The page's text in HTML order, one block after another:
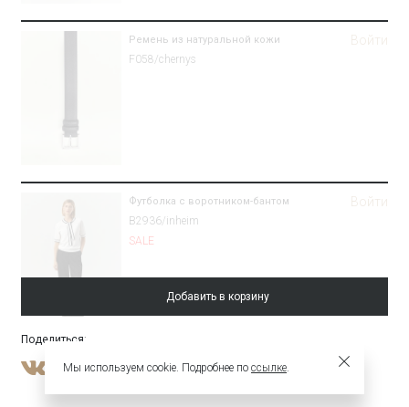
Ремень из натуральной кожи
F058/chernys
Войти
Футболка с воротником-бантом
B2936/inheim
SALE
Войти
Брюки зауженного кроя из костюмной
Брюки D001/aspect
Добавить в корзину
Поделиться:
Мы используем cookie. Подробнее по ссылке